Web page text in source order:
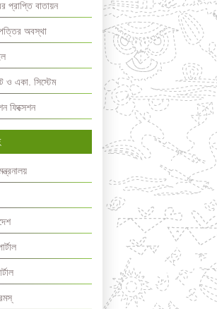
প্রাপ্তি বাতায়ন
অবস্থা
ও একা. সিস্টেম
ফিক্সেশন